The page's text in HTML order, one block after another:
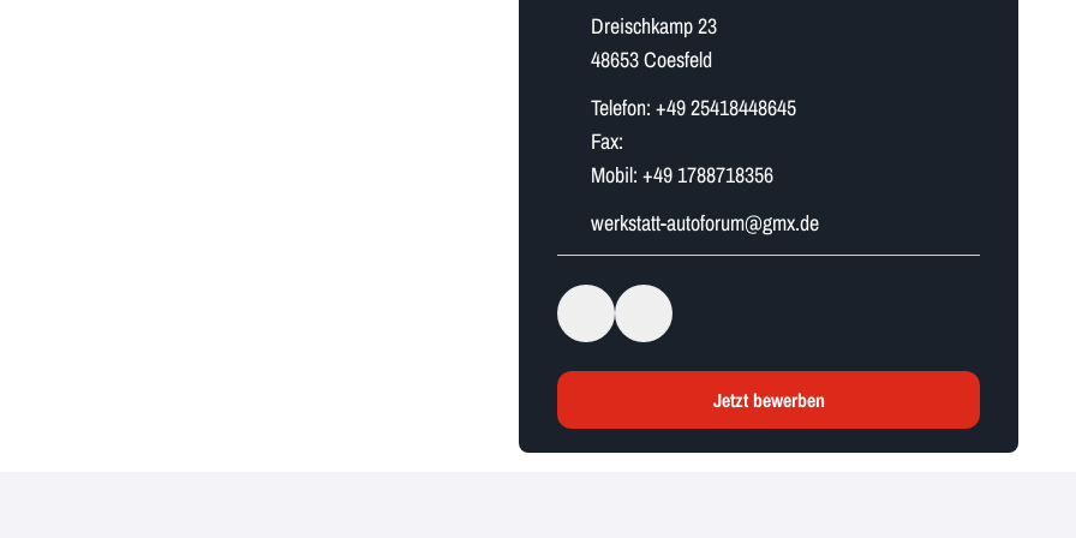
Dreischkamp 23
48653 Coesfeld
Telefon: +49 25418448645
Fax:
Mobil: +49 1788718356
w​e​r​k​s​t​a​t​t​-​a​u​t​o​f​o​r​u​m​@gmx.de
Jetzt bewerben